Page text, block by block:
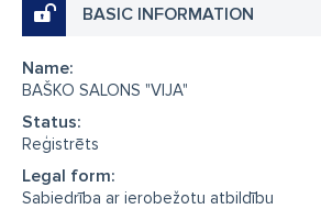
BASIC INFORMATION
Name:
BAŠKO SALONS "VIJA"
Status:
Reģistrēts
Legal form:
Sabiedrība ar ierobežotu atbildību